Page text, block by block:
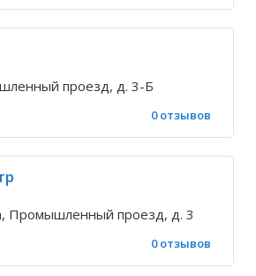
проезд, д. 3-Б
0 отзывов
Промышленный проезд, д. 3
0 отзывов